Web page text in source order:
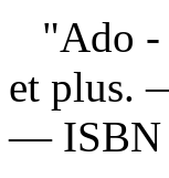
"Ado -
et plus.
— ISBN